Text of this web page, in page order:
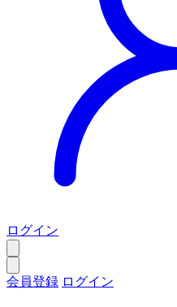
ログイン
会員登録 ログイン